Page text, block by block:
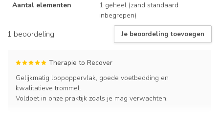
Aantal elementen
1 geheel (zand standaard
inbegrepen)
1 beoordeling Je beoordeling toevoegen
Therapie to Recover
Gelijkmatig loopoppervlak, goede voetbedding en
kwalitatieve trommel.
Voldoet in onze praktijk zoals je mag verwachten.